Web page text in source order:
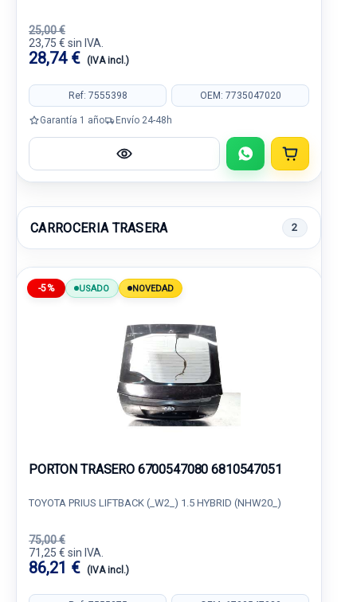
25,00 €
23,75 € sin IVA.
28,74 € (IVA incl.)
Ref: 7555398 OEM: 7735047020
Garantía 1 año Envío 24-48h
CARROCERIA TRASERA 2
-5% USADO NOVEDAD
PORTON TRASERO 6700547080 6810547051
TOYOTA PRIUS LIFTBACK (_W2_) 1.5 HYBRID (NHW20_)
75,00 €
71,25 € sin IVA.
86,21 € (IVA incl.)